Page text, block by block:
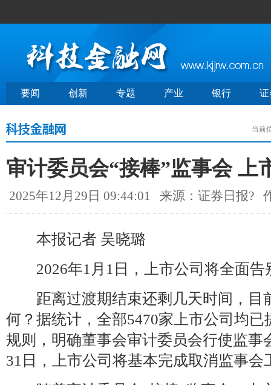
要闻 创新 专题 产业 银行 证
当前
审计委员会“接棒”监事会 上
2025年12月29日 09:44:01 来源：证券日报?
本报记者 吴晓璐
2026年1月1日，上市公司将全面告
距离过渡期结束还剩几天时间，目
何？据统计，全部5470家上市公司均
规则，明确董事会审计委员会行使监事
31日，上市公司将基本完成取消监事会